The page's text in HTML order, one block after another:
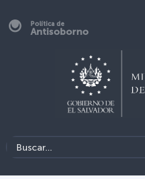
Política de
Antisoborno